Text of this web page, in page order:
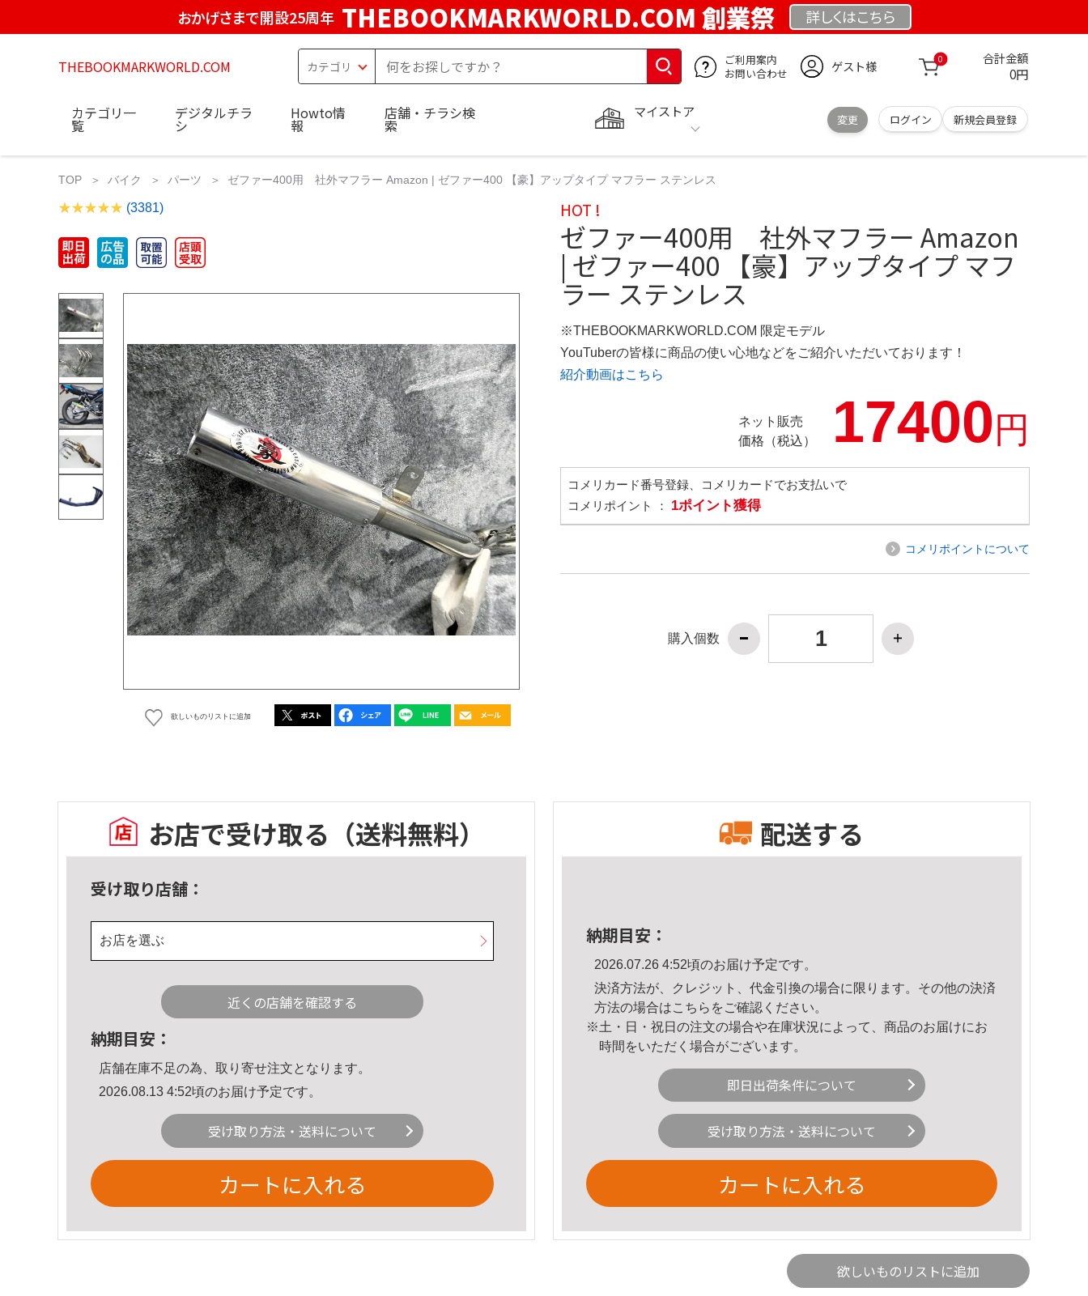
おかげさまで開設25周年 THEBOOKMARKWORLD.COM 創業祭 詳しくはこちら
THEBOOKMARKWORLD.COM
ご利用案内
お問い合わせ
ゲスト様 0 合計金額
0円
マイストア
変更 ログイン 新規会員登録
カテゴリ一
覧
デジタルチラ
シ
Howto情
報
店舗・チラシ検
索
TOP バイク パーツ ゼファー400用 社外マフラー Amazon | ゼファー400 【豪】アップタイプ マフラー ステンレス
(3381)
欲しいものリストに追加
HOT !
ゼファー400用 社外マフラー Amazon
| ゼファー400 【豪】アップタイプ マフ
ラー ステンレス
※THEBOOKMARKWORLD.COM 限定モデル
YouTuberの皆様に商品の使い心地などをご紹介いただいております！
紹介動画はこちら
ネット販売
価格（税込）
17400円
コメリカード番号登録、コメリカードでお支払いで
コメリポイント ： 1ポイント獲得
コメリポイントについて
購入個数
お店で受け取る （送料無料）
受け取り店舗：
お店を選ぶ
近くの店舗を確認する
納期目安：
店舗在庫不足の為、取り寄せ注文となります。
2026.08.13 4:52頃のお届け予定です。
受け取り方法・送料について
カートに入れる
配送する
納期目安：
2026.07.26 4:52頃のお届け予定です。
決済方法が、クレジット、代金引換の場合に限ります。その他の決済
方法の場合はこちら をご確認ください。
※土・日・祝日の注文の場合や在庫状況によって、商品のお届けにお
時間をいただく場合がございます。
即日出荷条件について
受け取り方法・送料について
カートに入れる
欲しいものリストに追加